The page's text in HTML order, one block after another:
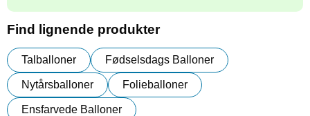
Find lignende produkter
Talballoner Fødselsdags Balloner
Nytårsballoner Folieballoner
Ensfarvede Balloner